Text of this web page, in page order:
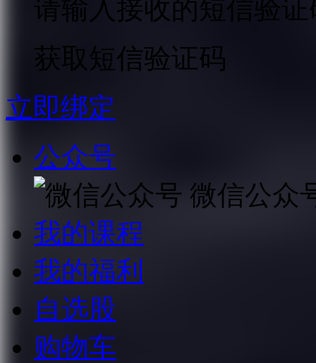
请输入接收的短信验证
获取短信验证码
立即绑定
公众号
微信公众
我的课程
我的福利
自选股
购物车